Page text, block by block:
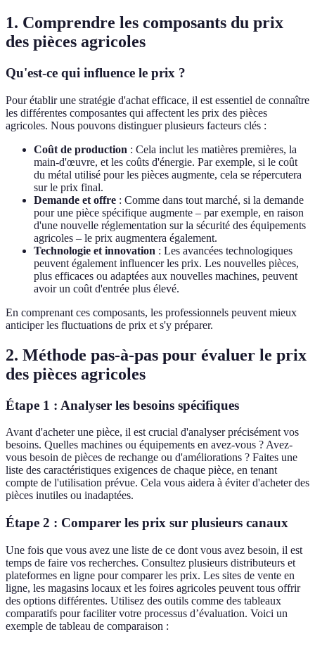
1. Comprendre les composants du prix
des pièces agricoles
Qu'est-ce qui influence le prix ?
Pour établir une stratégie d'achat efficace, il est essentiel de connaître
les différentes composantes qui affectent les prix des pièces
agricoles. Nous pouvons distinguer plusieurs facteurs clés :
Coût de production : Cela inclut les matières premières, la
main-d'œuvre, et les coûts d'énergie. Par exemple, si le coût
du métal utilisé pour les pièces augmente, cela se répercutera
sur le prix final.
Demande et offre : Comme dans tout marché, si la demande
pour une pièce spécifique augmente – par exemple, en raison
d'une nouvelle réglementation sur la sécurité des équipements
agricoles – le prix augmentera également.
Technologie et innovation : Les avancées technologiques
peuvent également influencer les prix. Les nouvelles pièces,
plus efficaces ou adaptées aux nouvelles machines, peuvent
avoir un coût d'entrée plus élevé.
En comprenant ces composants, les professionnels peuvent mieux
anticiper les fluctuations de prix et s'y préparer.
2. Méthode pas-à-pas pour évaluer le prix
des pièces agricoles
Étape 1 : Analyser les besoins spécifiques
Avant d'acheter une pièce, il est crucial d'analyser précisément vos
besoins. Quelles machines ou équipements en avez-vous ? Avez-
vous besoin de pièces de rechange ou d'améliorations ? Faites une
liste des caractéristiques exigences de chaque pièce, en tenant
compte de l'utilisation prévue. Cela vous aidera à éviter d'acheter des
pièces inutiles ou inadaptées.
Étape 2 : Comparer les prix sur plusieurs canaux
Une fois que vous avez une liste de ce dont vous avez besoin, il est
temps de faire vos recherches. Consultez plusieurs distributeurs et
plateformes en ligne pour comparer les prix. Les sites de vente en
ligne, les magasins locaux et les foires agricoles peuvent tous offrir
des options différentes. Utilisez des outils comme des tableaux
comparatifs pour faciliter votre processus d’évaluation. Voici un
exemple de tableau de comparaison :